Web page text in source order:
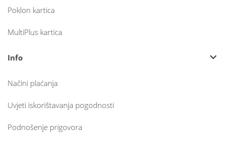
Poklon kartica
MultiPlus kartica
Info
Načini plaćanja
Uvjeti iskorištavanja pogodnosti
Podnošenje prigovora